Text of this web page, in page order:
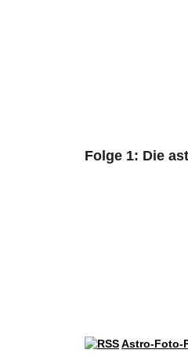
Folge 1: Die
Astro-Foto-